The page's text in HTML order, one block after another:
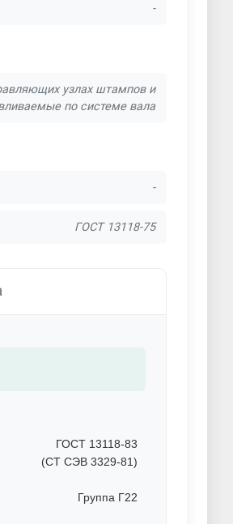
-
узлах штампов и
по системе вала
-
ГОСТ 13118-75